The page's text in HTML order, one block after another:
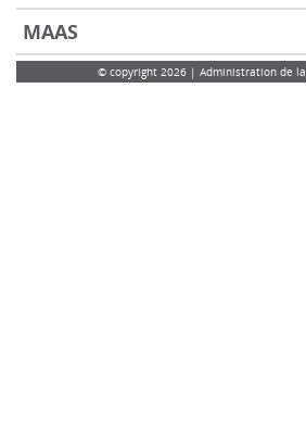
MAAS
© copyright 2026 | Administration de